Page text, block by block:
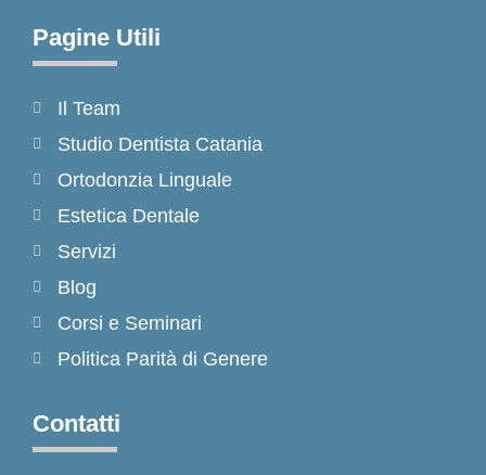
Pagine Utili
Il Team
Studio Dentista Catania
Ortodonzia Linguale
Estetica Dentale
Servizi
Blog
Corsi e Seminari
Politica Parità di Genere
Contatti